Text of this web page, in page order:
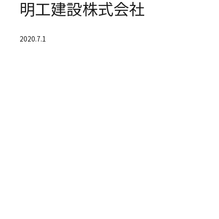
明工建設株式会社
2020.7.1